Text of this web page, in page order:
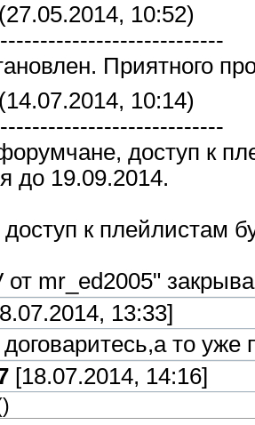
(27.05.2014, 10:52)
Приятного
(14.07.2014, 10:14)
доступ к
до 19.09.2014.
к плейлистам
от mr_ed2005"
13:33]
то
[18.07.2014, 14:16]
)